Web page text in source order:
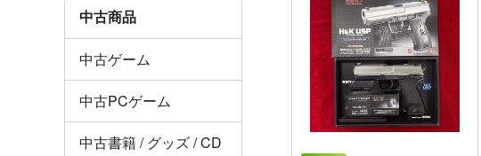
中古商品
中古ゲーム
中古PCゲーム
中古書籍 / グッズ / CD